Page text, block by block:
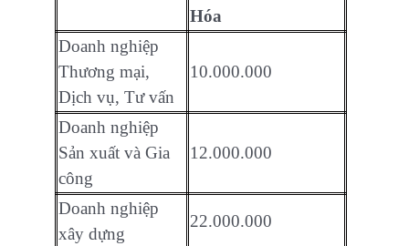
Hóa
Doanh nghiệp
Thương mại,
Dịch vụ, Tư vấn
10.000.000
Doanh nghiệp
Sản xuất và Gia
công
12.000.000
Doanh nghiệp
xây dựng
22.000.000